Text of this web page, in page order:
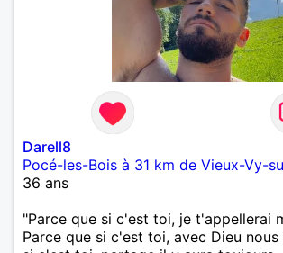
Darell8
Pocé-les-Bois à 31 km de Vieux-Vy-
36 ans
"Parce que si c'est toi, je t'appellerai
Parce que si c'est toi, avec Dieu